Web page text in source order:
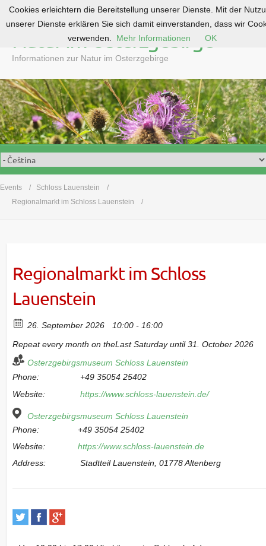
o
c
o
n
t
e
n
Natur im Osterzgebirge
Informationen zur Natur im Osterzgebirge
Events
Schloss Lauenstein
Regionalmarkt im Schloss Lauenstein
Regionalmarkt im Schloss
Lauenstein
26. September 2026
10:00 - 16:00
Repeat every month on theLast Saturday until 31. October 2026
Osterzgebirgsmuseum Schloss Lauenstein
Phone:
+49 35054 25402
Website:
https://www.schloss-lauenstein.de/
Osterzgebirgsmuseum Schloss Lauenstein
Phone:
+49 35054 25402
Website:
https://www.schloss-lauenstein.de
Address:
Stadtteil Lauenstein, 01778 Altenberg
Cookies erleichtern die Bereitstellung unserer Dienste. Mit der
unserer Dienste erklären Sie sich damit einverstanden, dass wir
verwenden.
Mehr Informationen OK